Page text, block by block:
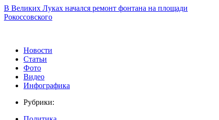
В Великих Луках начался ремонт фонтана на площади
Рокоссовского
Новости
Статьи
Фото
Видео
Инфографика
Рубрики: